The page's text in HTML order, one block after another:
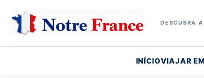
DESCUBRA
INÍCIOVIAJAR